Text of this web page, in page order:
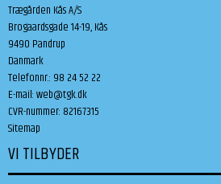
Trægården Kås A/S
Brogaardsgade 14-19, Kås
9490 Pandrup
Danmark
Telefonnr.: 98 24 52 22
E-mail:web@tgk.dk
CVR-nummer: 82167315
Sitemap
VI TILBYDER